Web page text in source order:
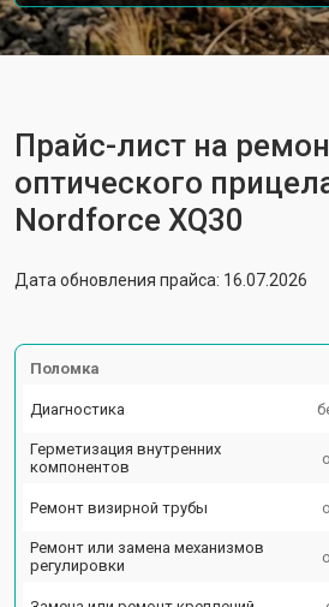
Прайс-лист на
оптического
Nordforce XQ30
Дата обновления прайса: 16.07.2026
Поломка
Диагностика
Герметизация внутренних
компонентов
Ремонт визирной трубы
Ремонт или замена механизмов
регулировки